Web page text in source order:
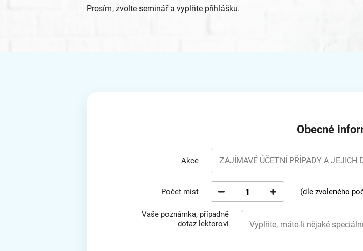
Prosím, zvolte seminář a vyplňte přihlášku.
Obecné
Akce ZAJÍMAVÉ ÚČETNÍ PŘÍPADY A JEJICH
Počet míst (dle zvoleného
Vaše poznámka, případně
dotaz lektorovi